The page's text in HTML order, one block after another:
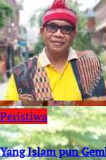
Peristiwa
Yang Islam pun